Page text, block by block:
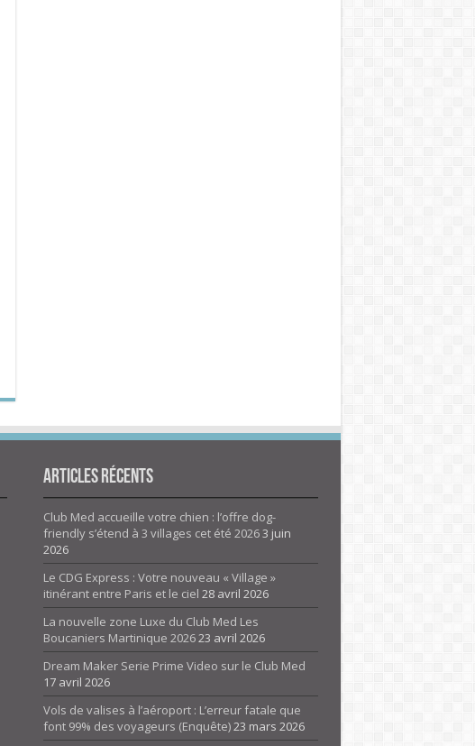
Articles Récents
Club Med accueille votre chien : l’offre dog-
friendly s’étend à 3 villages cet été 20263 juin
2026
Le CDG Express : Votre nouveau « Village »
itinérant entre Paris et le ciel 28 avril 2026
La nouvelle zone Luxe du Club Med Les
Boucaniers Martinique 202623 avril 2026
Dream Maker Serie Prime Video sur le Club Med
17 avril 2026
Vols de valises à l’aéroport : L’erreur fatale que
font 99% des voyageurs (Enquête)23 mars 2026